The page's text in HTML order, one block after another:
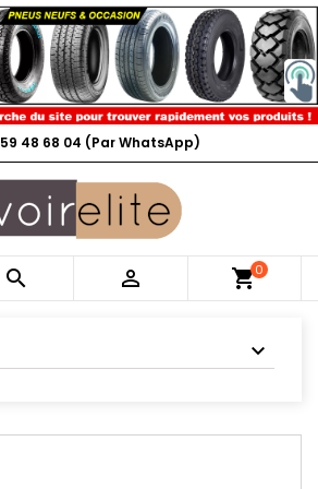
48 68 04 (Par WhatsApp)
  shopping_cart0